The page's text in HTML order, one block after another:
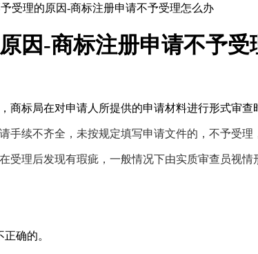
受理的原因-商标注册申请不予受理怎么办
因-商标注册申请不予受
商标局在对申请人所提供的申请材料进行形式审
手续不齐全，未按规定填写申请文件的，不予受理
受理后发现有瑕疵，一般情况下由实质审查员视情
确的。